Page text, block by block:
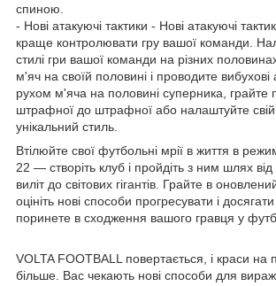
спиною.
- Нові атакуючі тактики - Нові атакуючі
краще контролювати гру вашої команди.
стилі гри вашої команди на різних
м'яч на своїй половині і проводите
рухом м'яча на половині суперника, грайте
штрафної до штрафної або налаштуйте
унікальний стиль.
Втілюйте свої футбольні мрії в життя в
22 — створіть клуб і пройдіть з ним шлях від
виліт до світових гігантів. Грайте в
оцініть нові способи прогресувати і
поринете в сходження вашого гравця у
VOLTA FOOTBALL повертається, і краси на
більше. Вас чекають нові способи для